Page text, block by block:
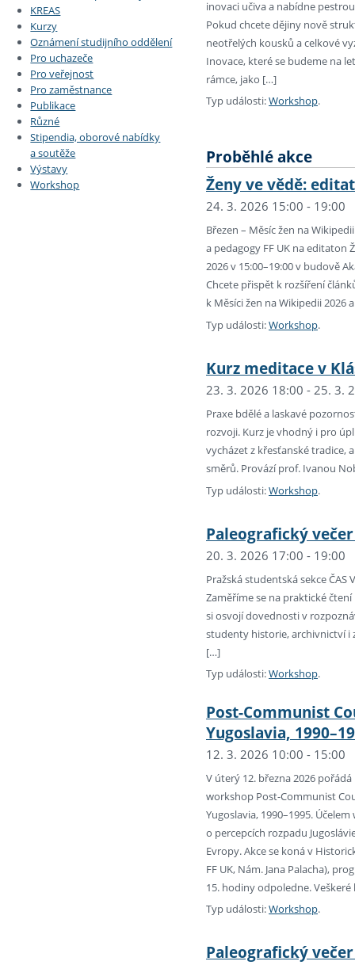
KREAS
Kurzy
Oznámení studijního oddělení
Pro uchazeče
Pro veřejnost
Pro zaměstnance
Publikace
Různé
Stipendia, oborové nabídky
a soutěže
Výstavy
Workshop
inovaci učiva a nabídne
Pokud chcete dějiny nově
neotřelých kousků a celkové
Inovace, které se budeme na
rámce, jako […]
Typ události:Workshop.
Proběhlé akce
Ženy ve vědě:
24. 3. 2026 15:00 - 19:00
Březen – Měsíc žen na
a pedagogy FF UK na editaton
2026 v 15:00–19:00 v budově
Chcete přispět k rozšíření
k Měsíci žen na Wikipedii
Typ události:Workshop.
Kurz meditace v
23. 3. 2026 18:00 - 25. 3.
Praxe bdělé a laskavé
rozvoji. Kurz je vhodný i pro
vycházet z křesťanské tradice,
směrů. Provází prof. Ivanou
Typ události:Workshop.
Paleografický
20. 3. 2026 17:00 - 19:00
Pražská studentská sekce
Zaměříme se na praktické
si osvojí dovednosti v
studenty historie, archivnictví i
[…]
Typ události:Workshop.
Post-Communist
Yugoslavia,
12. 3. 2026 10:00 - 15:00
V úterý 12. března 2026
workshop Post-Communist
Yugoslavia, 1990–1995.
o percepcích rozpadu
Evropy. Akce se koná v
FF UK, Nám. Jana Palacha),
15. hodiny odpoledne.
Typ události:Workshop.
Paleografický